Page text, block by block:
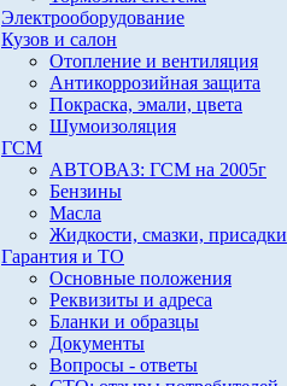
Электрооборудование
Кузов и салон
Отопление и вентиляция
Антикоррозийная защита
Покраска, эмали, цвета
Шумоизоляция
ГСМ
АВТОВАЗ: ГСМ на 2005г
Бензины
Масла
Жидкости, смазки, присадки
Гарантия и ТО
Основные положения
Реквизиты и адреса
Бланки и образцы
Документы
Вопросы - ответы